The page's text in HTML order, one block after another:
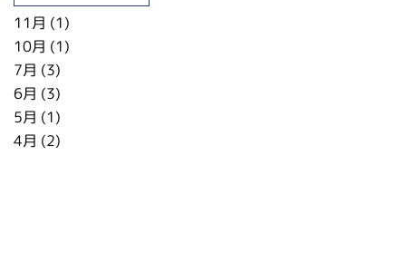
11月 (1)
10月 (1)
7月 (3)
6月 (3)
5月 (1)
4月 (2)